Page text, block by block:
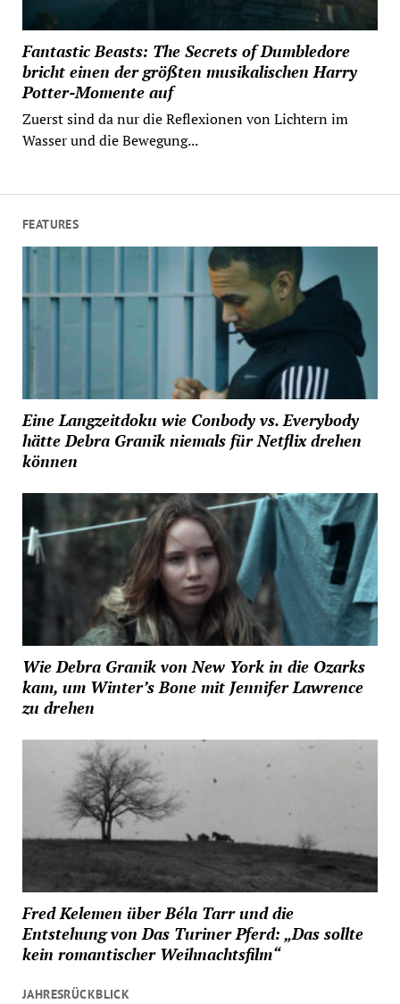
Fantastic Beasts: The Secrets of Dumbledore
bricht einen der größten musikalischen Harry
Potter-Momente auf
Zuerst sind da nur die Reflexionen von Lichtern im
Wasser und die Bewegung...
FEATURES
Eine Langzeitdoku wie Conbody vs. Everybody
hätte Debra Granik niemals für Netflix drehen
können
Wie Debra Granik von New York in die Ozarks
kam, um Winter’s Bone mit Jennifer Lawrence
zu drehen
Fred Kelemen über Béla Tarr und die
Entstehung von Das Turiner Pferd: „Das sollte
kein romantischer Weihnachtsfilm“
JAHRESRÜCKBLICK